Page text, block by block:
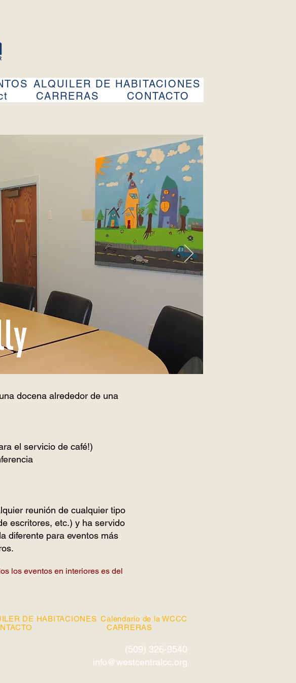
ALQUILER DE HABITACIONES
CARRERAS CONTACTO
docena alrededor de una
el servicio de café!)
reunión de cualquier tipo
escritores, etc.) y ha servido
diferente para eventos más
los eventos en interiores es del
DE HABITACIONES Calendario de la WCCC
CARRERAS
(509) 326-9540
info@westcentralcc.org